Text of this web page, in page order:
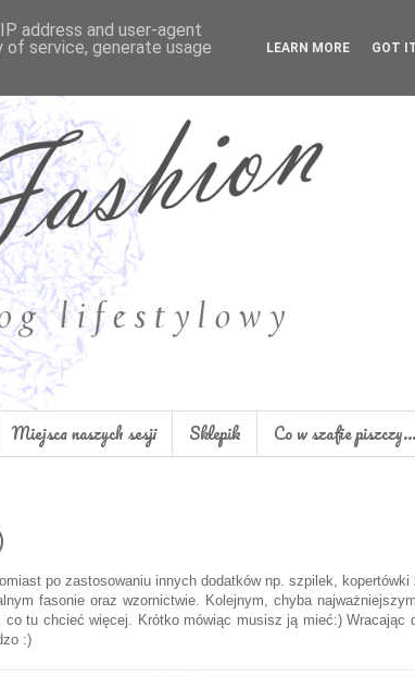
Miejsca naszych sesji Sklepik Co w szafie piszczy...
po zastosowaniu innych dodatków np. szpilek,
fasonie oraz wzornictwie. Kolejnym, chyba
tu chcieć więcej. Krótko mówiąc musisz ją mieć:) Wracając
:)
address and user-agent
service, generate usage
LEARN MORE GOT